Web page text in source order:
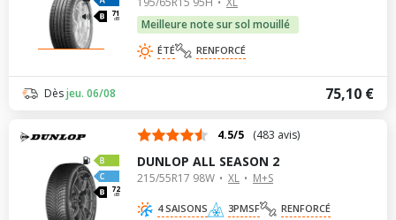
71
dB
Meilleure note sur sol mouillé
ÉTÉ RENFORCÉ
75,10 €
Dèsjeu. 06/08
72
dB
4.5/5 (483 avis)
DUNLOP ALL SEASON 2
215/55R17 98W XL M+S
4 SAISONS 3PMSF RENFORCÉ